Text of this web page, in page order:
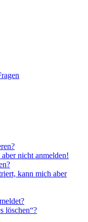
nicht anmelden!
kann mich aber
löschen“?